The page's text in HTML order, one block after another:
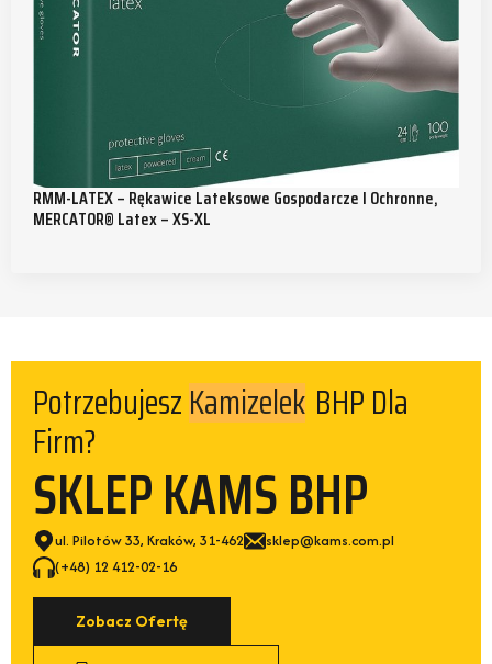
RMM-LATEX – Rękawice Lateksowe Gospodarcze I Ochronne,
MERCATOR® Latex – XS-XL
PotrzebujeszKamizelek BHP Dla
Firm?
SKLEP KAMS BHP
ul. Pilotów 33, Kraków, 31-462
sklep@kams.com.pl
(+48) 12 412-02-16
Zobacz Ofertę